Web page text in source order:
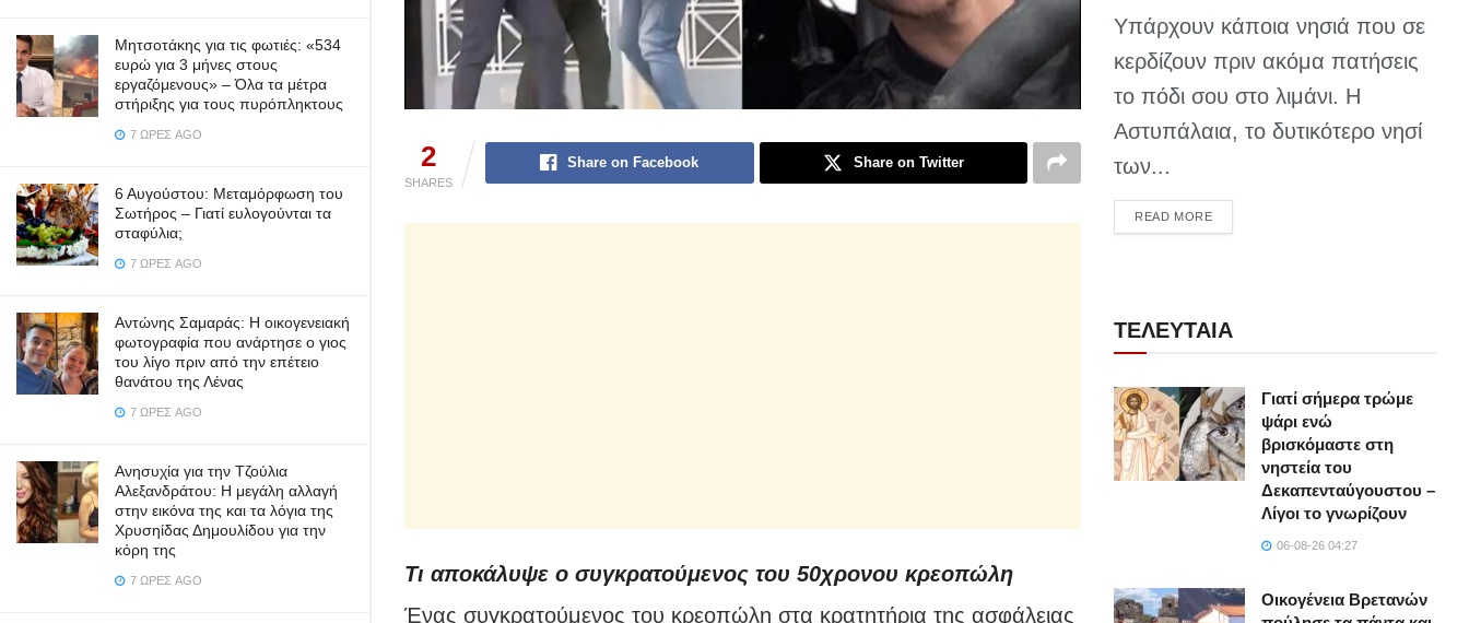
Μητσοτάκης για τις φωτιές: «534
ευρώ για 3 μήνες στους
εργαζόμενους» – Όλα τα μέτρα
στήριξης για τους πυρόπληκτους
7 ΏΡΕΣ AGO
6 Αυγούστου: Μεταμόρφωση του
Σωτήρος – Γιατί ευλογούνται τα
σταφύλια;
7 ΏΡΕΣ AGO
Αντώνης Σαμαράς: Η οικογενειακή
φωτογραφία που ανάρτησε ο γιος
του λίγο πριν από την επέτειο
θανάτου της Λένας
7 ΏΡΕΣ AGO
Ανησυχία για την Τζούλια
Αλεξανδράτου: Η μεγάλη αλλαγή
στην εικόνα της και τα λόγια της
Χρυσηίδας Δημουλίδου για την
κόρη της
7 ΏΡΕΣ AGO
2
SHARES
Share on Facebook Share on Twitter
Τι αποκάλυψε ο συγκρατούμενος του 50χρονου κρεοπώλη
Ένας συγκρατούμενος του κρεοπώλη στα κρατητήρια της ασφάλειας
Υπάρχουν κάποια νησιά που σε
κερδίζουν πριν ακόμα πατήσεις
το πόδι σου στο λιμάνι. Η
Αστυπάλαια, το δυτικότερο νησί
των...
READ MOREDETAILS
ΤΕΛΕΥΤΑΙΑ
Γιατί σήμερα τρώμε
ψάρι ενώ
βρισκόμαστε στη
νηστεία του
Δεκαπενταύγουστου –
Λίγοι το γνωρίζουν
06-08-26 04:27
Οικογένεια Βρετανών